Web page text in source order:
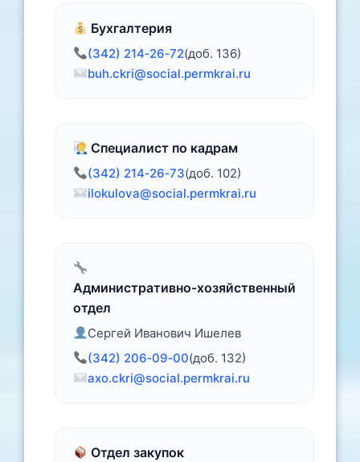
Бухгалтерия
(342) 214‑26‑72(доб. 136)
buh.ckri@social.permkrai.ru
Специалист по кадрам
(342) 214‑26‑73(доб. 102)
ilokulova@social.permkrai.ru
Административно‑хозяйственный
отдел
Сергей Иванович Ишелев
(342) 206‑09‑00(доб. 132)
axo.ckri@social.permkrai.ru
Отдел закупок